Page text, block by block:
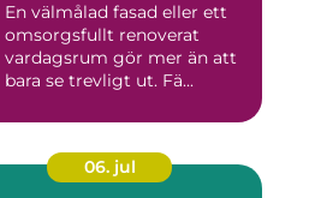
En välmålad fasad eller ett
omsorgsfullt renoverat
vardagsrum gör mer än att
bara se trevligt ut. Fä...
06. jul